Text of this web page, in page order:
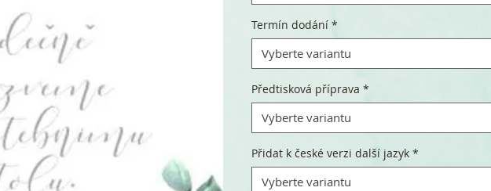
Termín dodání *
Vyberte variantu
Předtisková příprava *
Vyberte variantu
Přidat k české verzi další jazyk *
Vyberte variantu